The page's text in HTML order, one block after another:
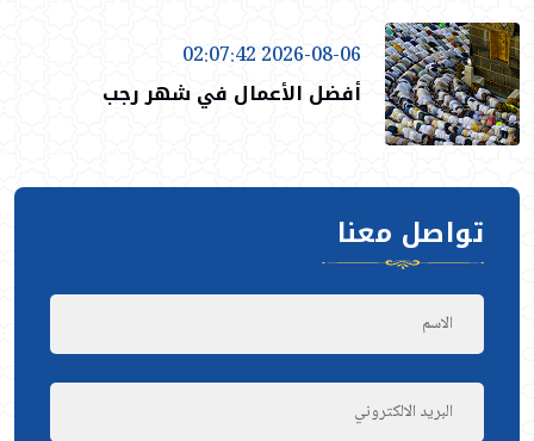
2026-08-06 02:07:42
أفضل الأعمال في شهر رجب
تواصل معنا